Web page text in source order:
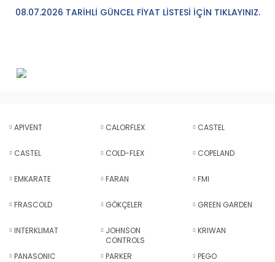
08.07.2026 TARİHLİ GÜNCEL FİYAT LİSTESİ İÇİN TIKLAYINIZ.
APIVENT CALORFLEX CASTEL
CASTEL COLD-FLEX COPELAND
EMKARATE FARAN FMI
FRASCOLD GÖKÇELER GREEN GARDEN
INTERKLIMAT
JOHNSON
CONTROLS
KRIWAN
PANASONIC PARKER PEGO